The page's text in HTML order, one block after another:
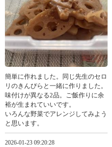
簡単に作れました。同じ先生のセロ
リのきんぴらと一緒に作りました。
味付けが異なる2品。ご飯作りに余
裕が生まれていいです。
いろんな野菜でアレンジしてみよう
と思います。
2026-01-23 09:20:28